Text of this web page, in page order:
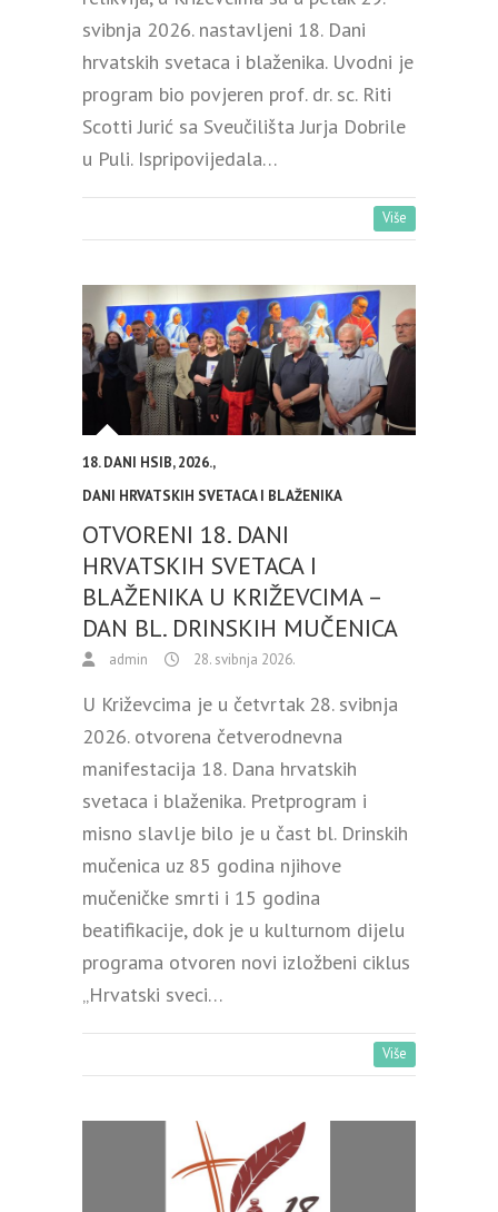
svibnja 2026. nastavljeni 18. Dani
hrvatskih svetaca i blaženika. Uvodni je
program bio povjeren prof. dr. sc. Riti
Scotti Jurić sa Sveučilišta Jurja Dobrile
u Puli. Ispripovijedala…
Više
18. DANI HSIB,2026.,
DANI HRVATSKIH SVETACA I BLAŽENIKA
OTVORENI 18. DANI
HRVATSKIH SVETACA I
BLAŽENIKA U KRIŽEVCIMA –
DAN BL. DRINSKIH MUČENICA
admin 28. svibnja 2026.
U Križevcima je u četvrtak 28. svibnja
2026. otvorena četverodnevna
manifestacija 18. Dana hrvatskih
svetaca i blaženika. Pretprogram i
misno slavlje bilo je u čast bl. Drinskih
mučenica uz 85 godina njihove
mučeničke smrti i 15 godina
beatifikacije, dok je u kulturnom dijelu
programa otvoren novi izložbeni ciklus
„Hrvatski sveci…
Više